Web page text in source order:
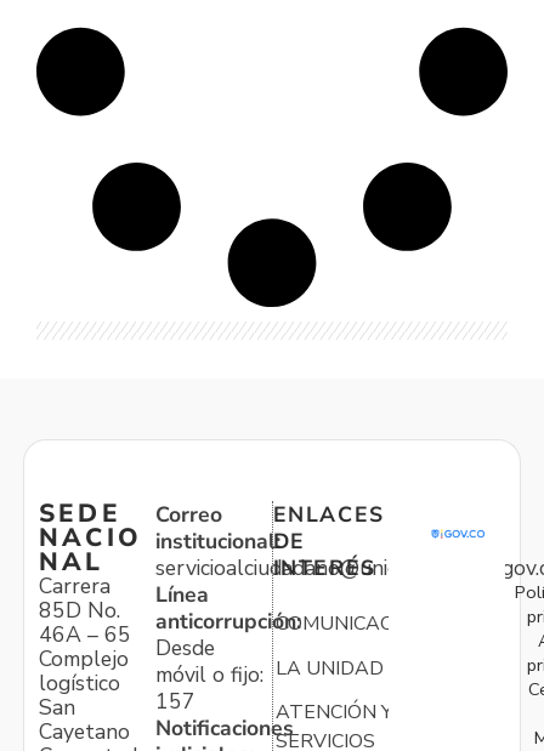
SEDE
NACIO
NAL
Carrera
85D No.
46A – 65
Complejo
logístico
San
Cayetano
Correo
institucional:
Línea
anticorrupción:
Desde
móvil o fijo:
157
Notificaciones
ENLACES
DE
INTERÉS
COMUNICACIONES
LA UNIDAD
ATENCIÓN Y
SERVICIOS